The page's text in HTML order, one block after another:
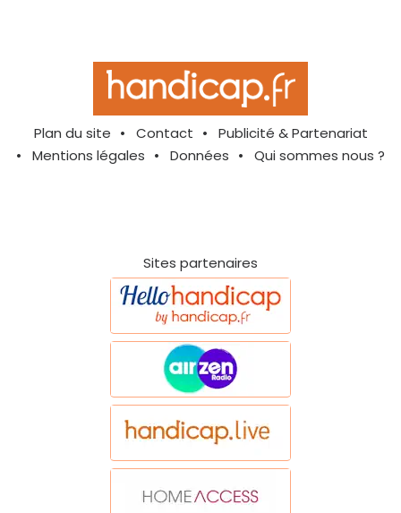
Plan du site Contact
Publicité & Partenariat
Mentions légales
Données Qui sommes nous ?
Sites partenaires